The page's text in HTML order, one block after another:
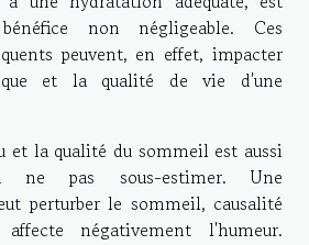
non négligeable. Ces
peuvent, en effet, impacter
et la qualité de vie d'une
et la qualité du sommeil est aussi
pas sous-estimer. Une
perturber le sommeil, causalité
négativement l'humeur.